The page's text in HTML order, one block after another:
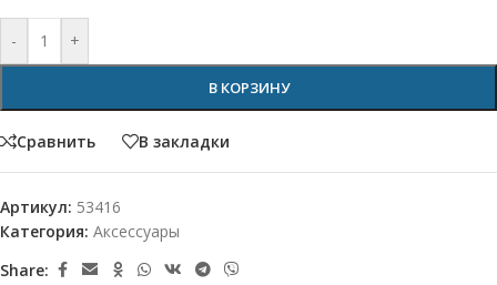
- +
В КОРЗИНУ
Сравнить В закладки
Артикул: 53416
Категория: Аксессуары
Share: